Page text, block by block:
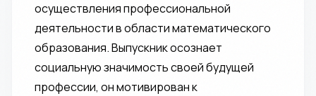
осуществления профессиональной
деятельности в области математического
образования. Выпускник осознает
социальную значимость своей будущей
профессии, он мотивирован к